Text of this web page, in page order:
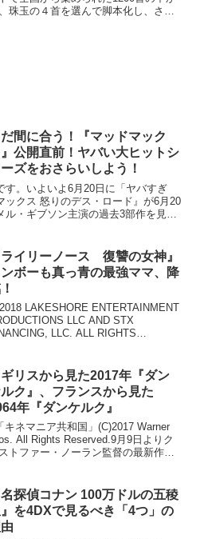
珠玉の４首を選んで脚本化し、さら
だ間に合う！『マッドマック
公開直前！ヤバい大ヒットシ
ーズをおさらいしよう！
す。いよいよ6月20日に「ヤバすぎ
ックス 怒りのデス・ロード』が6月20
・ギブソン主演の過去3部作を見な
ライリーノース 復讐の女神』
ボーも真っ青の最強ママ、降
LAKESHORE ENTERTAINMENT
LLC AND STX
LLC. ALL RIGHTS
リスから見た2017年『ダン
ク』、フランスから見た
年『ダンケルク』
キネマニア共和国」(C)2017 Warner
All Rights Reserved.9月9日よりク
トファー・ノーラン監督の最新作
イギリス...
名探偵コナン 100万ドルの五稜
を4DXで見るべき「4つ」の